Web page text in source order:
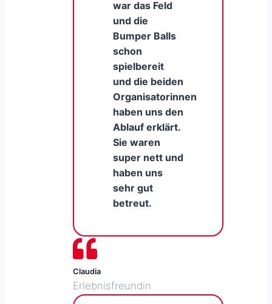
war das Feld
und die
Bumper Balls
schon
spielbereit
und die beiden
Organisatorinnen
haben uns den
Ablauf erklärt.
Sie waren
super nett und
haben uns
sehr gut
betreut.
Claudia
Erlebnisfreundin